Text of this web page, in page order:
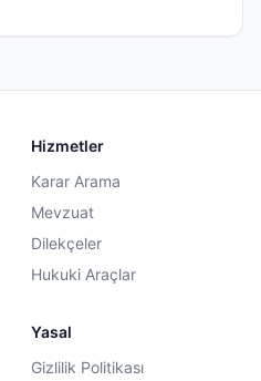
Hizmetler
Karar Arama
Mevzuat
Dilekçeler
Hukuki Araçlar
Yasal
Gizlilik Politikası